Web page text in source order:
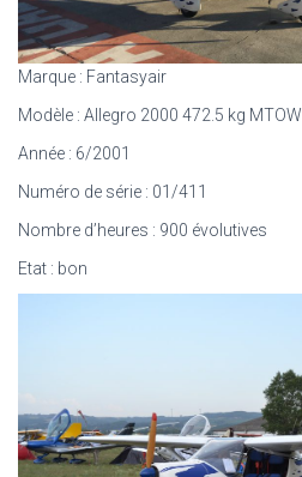
Marque : Fantasyair
Modèle : Allegro 2000 472.5 kg MTOW
Année : 6/2001
Numéro de série : 01/411
Nombre d’heures : 900 évolutives
Etat : bon